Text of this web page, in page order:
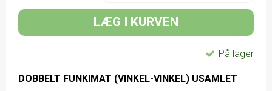
LÆG I KURVEN
På lager
DOBBELT FUNKIMAT (VINKEL-VINKEL) USAMLET